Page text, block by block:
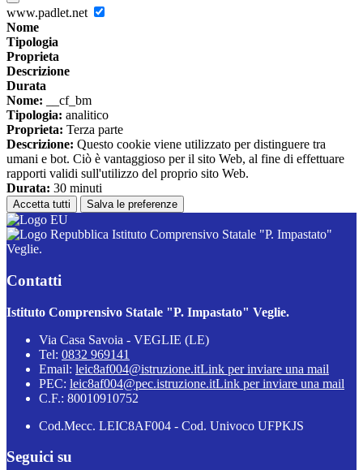
www.padlet.net
Nome
Tipologia
Proprieta
Descrizione
Durata
Nome: __cf_bm
Tipologia: analitico
Proprieta: Terza parte
Descrizione: Questo cookie viene utilizzato per distinguere tra
umani e bot. Ciò è vantaggioso per il sito Web, al fine di effettuare
rapporti validi sull'utilizzo del proprio sito Web.
Durata: 30 minuti
Accetta tutti Salva le preferenze
Istituto Comprensivo Statale "P. Impastato"
Veglie.
Contatti
Istituto Comprensivo Statale "P. Impastato" Veglie.
Via Casa Savoia - VEGLIE (LE)
Tel: 0832 969141
Email: leic8af004@istruzione.itLink per inviare una mail
PEC: leic8af004@pec.istruzione.itLink per inviare una mail
C.F.: 80010910752
Cod.Mecc. LEIC8AF004 - Cod. Univoco UFPKJS
Seguici su